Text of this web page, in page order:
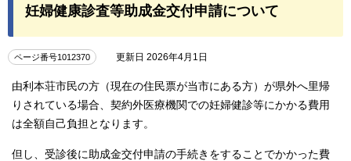
妊婦健康診査等助成金交付申請について
ページ番号1012370 更新日 2026年4月1日
由利本荘市民の方（現在の住民票が当市にある方）が県外へ里帰
りされている場合、契約外医療機関での妊婦健診等にかかる費用
は全額自己負担となります。
但し、受診後に助成金交付申請の手続きをすることでかかった費